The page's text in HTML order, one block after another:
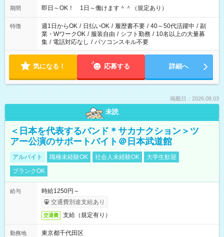
期間 即日～OK！ 1日～働けます＾＾（規定あり）
特徴 週1日からOK / 日払いOK / 履歴書不要 / 40～50代活躍中 / 副
業・WワークOK / 服装自由 / シフト勤務 / 10名以上の大量募
集 / 電話対応なし / パソコンスキル不要
気になる！ 応募する 詳細へ
掲載日：2026.08.03
未読
＜日本を代表するバンド＊サカナクション＞ツ
アー公演のサポートバイト＠日本武道館
アルバイト 職種未経験OK 社会人未経験OK
大学生歓迎
ブランクOK
給与
時給1250円～
交通費別途支給あり
交通費 支給（規定有り）
勤務地
東京都千代田区